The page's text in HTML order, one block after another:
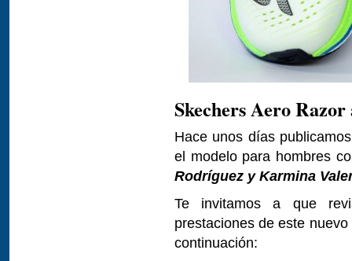
Skechers Aero
Hace unos días
el modelo para hombres
Rodríguez y Karmina
Te invitamos a que
prestaciones de este
continuación: